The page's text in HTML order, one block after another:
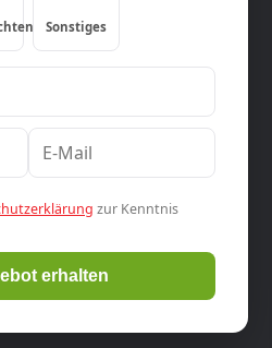
Sonstiges
zur Kenntnis
erhalten